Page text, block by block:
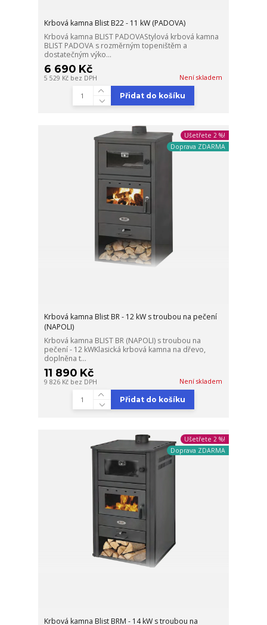
Krbová kamna Blist B22 - 11 kW (PADOVA)
Krbová kamna BLIST PADOVAStylová krbová kamna
BLIST PADOVA s rozměrným topeništěm a
dostatečným výko...
6 690 Kč
5 529 Kč bez DPH Není skladem
Přidat do košíku
Ušetřete 2 %!
Doprava ZDARMA
Krbová kamna Blist BR - 12 kW s troubou na pečení
(NAPOLI)
Krbová kamna BLIST BR (NAPOLI) s troubou na
pečení - 12 kWKlasická krbová kamna na dřevo,
doplněna t...
11 890 Kč
9 826 Kč bez DPH Není skladem
Přidat do košíku
Ušetřete 2 %!
Doprava ZDARMA
Krbová kamna Blist BRM - 14 kW s troubou na